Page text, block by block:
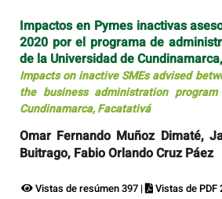
Impactos en Pymes inactivas
2020 por el programa de
de la Universidad de
Impacts on inactive SMEs advised
the business administration
Cundinamarca, Facatativá
Omar Fernando Muñoz Dimaté,
Buitrago, Fabio Orlando Cruz Páez
Vistas de resúmen 397 | Vistas de PDF